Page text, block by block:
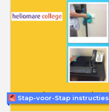
Stap-voor-Stap instructies